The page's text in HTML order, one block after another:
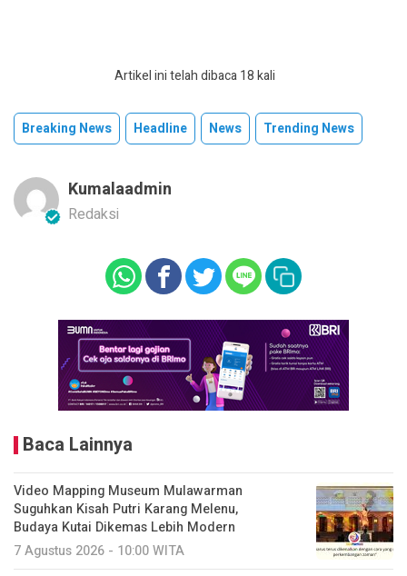
Artikel ini telah dibaca 18 kali
Breaking News Headline News Trending News
Kumalaadmin
Redaksi
Baca Lainnya
Video Mapping Museum Mulawarman
Suguhkan Kisah Putri Karang Melenu,
Budaya Kutai Dikemas Lebih Modern
7 Agustus 2026 - 10:00 WITA